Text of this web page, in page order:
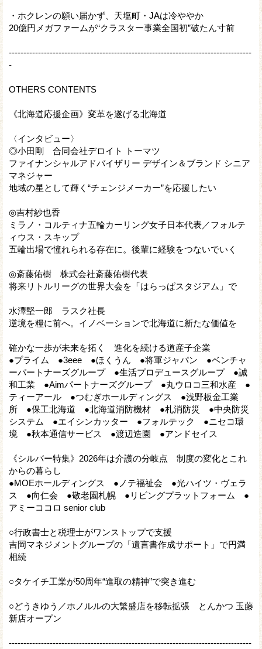
・ホクレンの願い届かず、天塩町・JAは冷ややか
20億円メガファームが“クラスター事業全国初”破たん寸前
-----------------------------------------------------------------------------------
-
OTHERS CONTENTS
《北海道応援企画》変革を遂げる北海道
〈インタビュー〉
◎小田剛 合同会社デロイト トーマツ
ファイナンシャルアドバイザリー デザイン＆ブランド シニア
マネジャー
地域の星として輝く“チェンジメーカー”を応援したい
◎吉村紗也香
ミラノ・コルティナ五輪カーリング女子日本代表／フォルテ
ィウス・スキップ
五輪出場で憧れられる存在に。後輩に経験をつないでいく
◎斎藤佑樹 株式会社斎藤佑樹代表
将来リトルリーグの世界大会を「はらっぱスタジアム」で
水澤堅一郎 ラスク社長
逆境を糧に前へ。イノベーションで北海道に新たな価値を
確かな一歩が未来を拓く 進化を続ける道産子企業
●プライム ●3eee ●ほくうん ●将軍ジャパン ●ベンチャ
ーパートナーズグループ ●生活プロデュースグループ ●誠
和工業 ●Aimパートナーズグループ ●丸ウロコ三和水産 ●
ティーアール ●つむぎホールディングス ●浅野板金工業
所 ●保工北海道 ●北海道消防機材 ●札消防災 ●中央防災
システム ●エイシンカッター ●フォルテック ●ニセコ環
境 ●秋本通信サービス ●渡辺造園 ●アンドセイス
《シルバー特集》2026年は介護の分岐点 制度の変化とこれ
からの暮らし
●MOEホールディングス ●ノテ福祉会 ●光ハイツ・ヴェラ
ス ●向仁会 ●敬老園札幌 ●リビングプラットフォーム ●
アミーココロ senior club
○行政書士と税理士がワンストップで支援
吉岡マネジメントグループの「遺言書作成サポート」で円満
相続
○タケイチ工業が50周年“進取の精神”で突き進む
○どうきゆう／ホノルルの大繁盛店を移転拡張 とんかつ 玉藤
新店オープン
-----------------------------------------------------------------------------------